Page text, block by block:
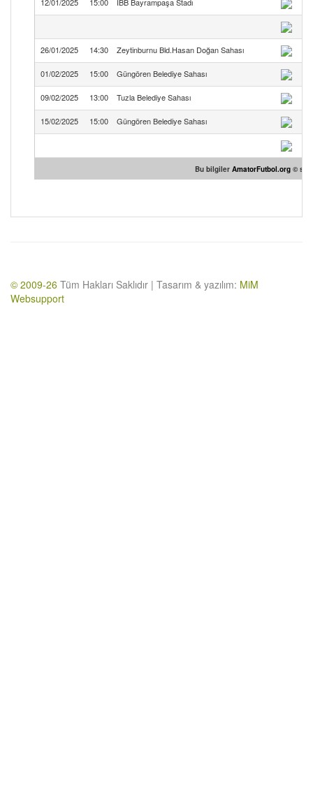
26/01/2025 14:30 Zeytinburnu Bld.Hasan Doğan Sahası
01/02/2025 15:00 Güngören Belediye Sahası
09/02/2025 13:00 Tuzla Belediye Sahası
15/02/2025 15:00 Güngören Belediye Sahası
Bu bilgiler AmatorFutbol.org©
© 2009-26 Tüm Hakları Saklıdır | Tasarım & yazılım: MiM
Websupport